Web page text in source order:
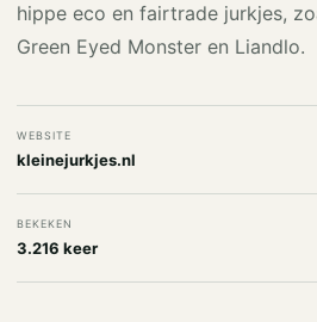
hippe eco en fairtrade jurkjes,
Green Eyed Monster en Liandlo.
WEBSITE
kleinejurkjes.nl
BEKEKEN
3.216 keer